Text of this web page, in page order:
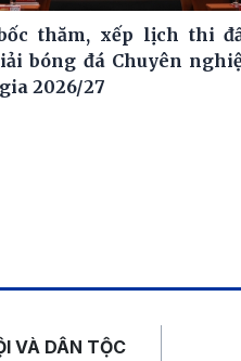
thăm, xếp lịch thi
bóng đá Chuyên
2026/27
VÀ DÂN TỘC